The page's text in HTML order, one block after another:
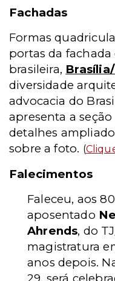
Fachadas
Formas
portas da
brasileira,
diversidade
advocacia do
apresenta a seção
detalhes
sobre a foto. (
Falecimentos
Faleceu, aos
aposentado
Ahrends, do
magistratura
anos depois.